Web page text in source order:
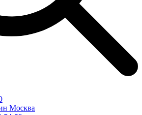
Москва